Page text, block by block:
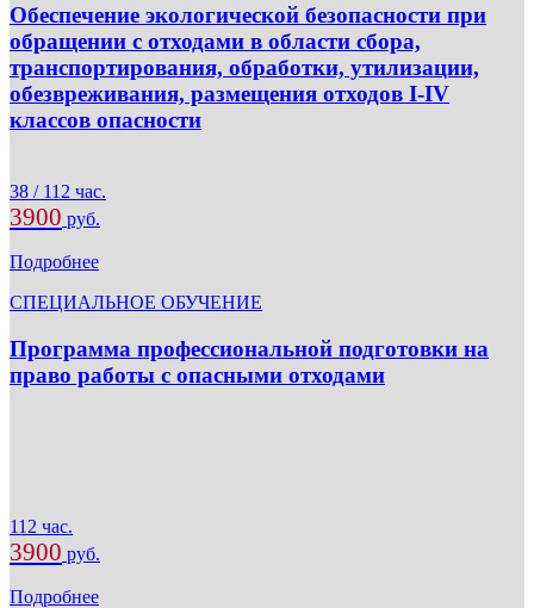
Обеспечение экологической безопасности при
обращении с отходами в области сбора,
транспортирования, обработки, утилизации,
обезвреживания, размещения отходов I-IV
классов опасности
38 / 112 час.
3900 руб.
Подробнее
СПЕЦИАЛЬНОЕ ОБУЧЕНИЕ
Программа профессиональной подготовки на
право работы с опасными отходами
112 час.
3900 руб.
Подробнее